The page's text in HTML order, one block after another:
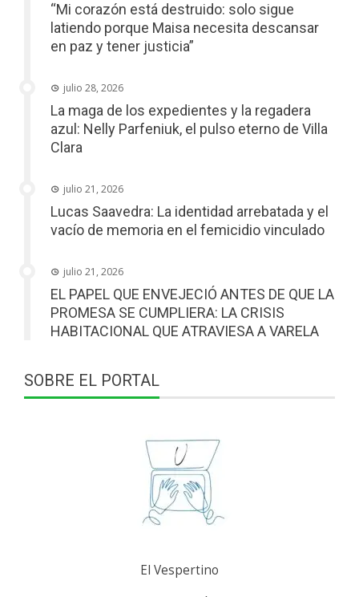
“Mi corazón está destruido: solo sigue
latiendo porque Maisa necesita descansar
en paz y tener justicia”
julio 28, 2026
La maga de los expedientes y la regadera
azul: Nelly Parfeniuk, el pulso eterno de Villa
Clara
julio 21, 2026
Lucas Saavedra: La identidad arrebatada y el
vacío de memoria en el femicidio vinculado
julio 21, 2026
EL PAPEL QUE ENVEJECIÓ ANTES DE QUE LA
PROMESA SE CUMPLIERA: LA CRISIS
HABITACIONAL QUE ATRAVIESA A VARELA
SOBRE EL PORTAL
El Vespertino